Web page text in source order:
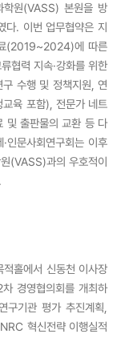
원(VASS) 본원을 방
다. 이번 업무협약은 지
(2019~2024)에 따른
협력 지속·강화를 위한
수행 및 정책지원, 연
교육 포함), 전문가 네트
및 출판물의 교환 등 다
인문사회연구회는 이후
(VASS)과의 우호적이
홀에서 신동천 이사장
경영협의회를 개최하
기관 평가 추진계획,
혁신전략 이행실적